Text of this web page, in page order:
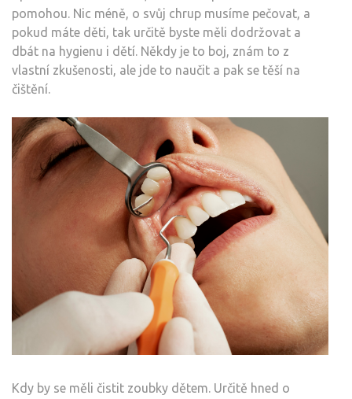
pomohou. Nic méně, o svůj chrup musíme pečovat, a
pokud máte děti, tak určitě byste měli dodržovat a
dbát na hygienu i dětí. Někdy je to boj, znám to z
vlastní zkušenosti, ale jde to naučit a pak se těší na
čištění.
Kdy by se měli čistit zoubky dětem. Určitě hned o